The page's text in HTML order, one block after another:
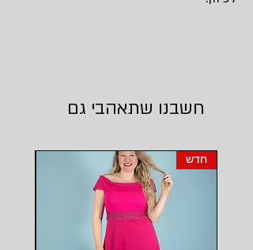
חשבנו שתאהבי גם
חדש